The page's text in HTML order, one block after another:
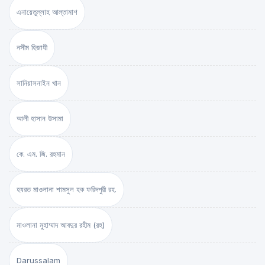
এনায়েতুল্লাহ আল্‌তামাশ
নসীম হিজাযী
সানিয়াসনাইন খান
আলী হাসান উসামা
কে. এম. জি. রহমান
হযরত মাওলানা শামসুল হক ফরিদপুরী রহ.
মাওলানা মুহাম্মাদ আবদুর রহীম (রহ)
Darussalam